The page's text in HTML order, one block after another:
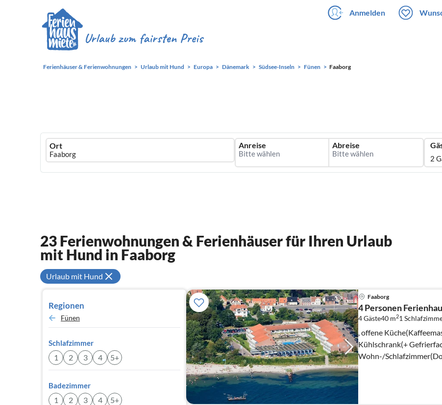
Anmelden
Ferienhäuser & Ferienwohnungen Urlaub mit Hund Europa Dänemark Südsee-Inseln Fünen Faaborg
Ferienhausmiete
logo
Ort Anreise Abreise
2
23 Ferienwohnungen & Ferienhäuser für Ihren Urlaub
mit Hund in Faaborg
Urlaub mit Hund
Regionen
Fünen
Schlafzimmer
1 2 3 4 5+
Badezimmer
1 2 3 4 5+
Faaborg
4 Personen
4 Gäste40 m21
, offene
Kühlschrank(+
Wohn-/
Schlafzimmer(2x